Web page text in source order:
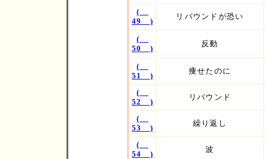
(
49 )
リバウンドが恐い
(
50 )
反動
(
51 )
痩せたのに
(
52 )
リバウンド
(
53 )
繰り返し
(
54 )
波